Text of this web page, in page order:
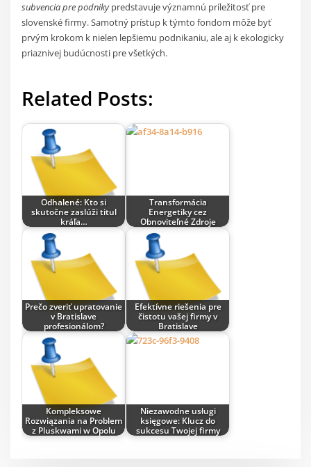
subvencia pre podnikypredstavuje významnú príležitosť pre
slovenské firmy. Samotný prístup k týmto fondom môže byť
prvým krokom k nielen lepšiemu podnikaniu, ale aj k ekologicky
priaznivej budúcnosti pre všetkých.
Related Posts:
Odhalené: Kto si
skutočne zaslúži titul
kráľa…
Transformácia
Energetiky cez
Obnoviteľné Zdroje
Prečo zveriť upratovanie
v Bratislave
profesionálom?
Efektívne riešenia pre
čistotu vašej firmy v
Bratislave
Kompleksowe
Rozwiązania na Problem
z Pluskwami w Opolu
Niezawodne usługi
księgowe: Klucz do
sukcesu Twojej firmy